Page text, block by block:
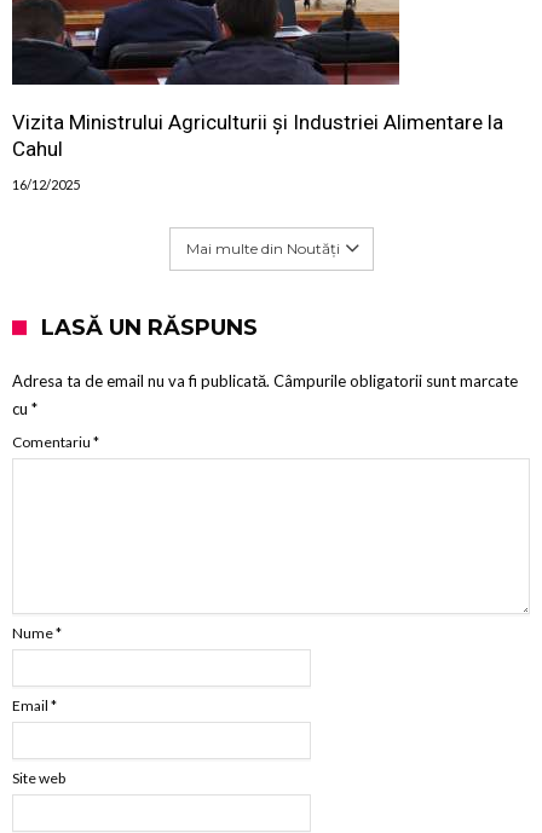
Vizita Ministrului Agriculturii și Industriei Alimentare la
Cahul
16/12/2025
Mai multe din Noutăți
LASĂ UN RĂSPUNS
Adresa ta de email nu va fi publicată. Câmpurile obligatorii sunt marcate
cu *
Comentariu *
Nume*
Email *
Site web